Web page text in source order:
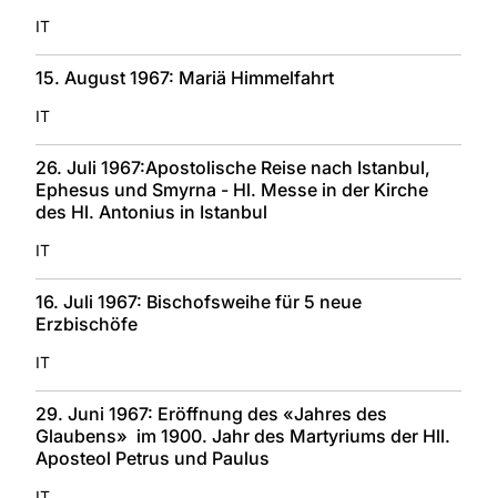
IT
15. August 1967: Mariä Himmelfahrt
IT
26. Juli 1967:Apostolische Reise nach Istanbul,
Ephesus und Smyrna - Hl. Messe in der Kirche
des Hl. Antonius in Istanbul
IT
16. Juli 1967: Bischofsweihe für 5 neue
Erzbischöfe
IT
29. Juni 1967: Eröffnung des «Jahres des
Glaubens» im 1900. Jahr des Martyriums der Hll.
Aposteol Petrus und Paulus